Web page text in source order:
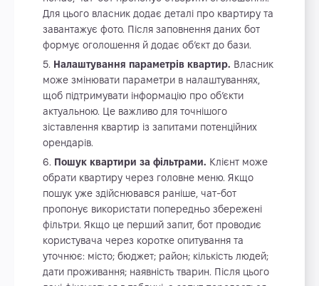
Для цього власник додає деталі про квартиру та
завантажує фото. Після заповнення даних бот
формує оголошення й додає об’єкт до бази.
Налаштування параметрів квартир. Власник
може змінювати параметри в налаштуваннях,
щоб підтримувати інформацію про об’єкти
актуальною. Це важливо для точнішого
зіставлення квартир із запитами потенційних
орендарів.
Пошук квартири за фільтрами. Клієнт може
обрати квартиру через головне меню. Якщо
пошук уже здійснювався раніше, чат-бот
пропонує використати попередньо збережені
фільтри. Якщо це перший запит, бот проводиє
користувача через коротке опитування та
уточнює: місто; бюджет; район; кількість людей;
дати проживання; наявність тварин. Після цього